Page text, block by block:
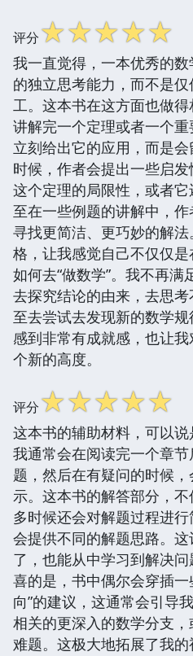
评分☆☆☆☆☆
我一直觉得，一本优秀的
的独立思考能力，而不是
工。这本书在这方面也做
讲解完一个定理或者一个
立刻给出它的应用，而是
时候，作者会提出一些启
这个定理的局限性，或者
至在一些例题的讲解中，
寻找更简洁、更巧妙的解
格，让我感觉自己不仅仅
如何去“做数学”。我不再
去探究结论的由来，去思
至去尝试去发现新的数学
感到非常有成就感，也让
个新的高度。
评分☆☆☆☆☆
这本书的辅助材料，可以说
我通常会在阅读完一个章
题，然后在有疑问的时候
示。这本书的解答部分，
多时候还会对解题过程进
会提供不同的解题思路。
了，也能从中学习到解决
喜的是，书中偶尔会穿插一
向”的建议，这通常会引导
相关的更深入的数学分支
难题。这极大地拓展了我